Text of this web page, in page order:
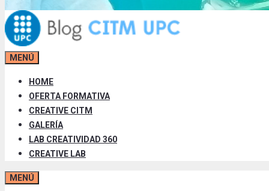
MENÚ
HOME
OFERTA FORMATIVA
CREATIVE CITM
GALERÍA
LAB CREATIVIDAD 360
CREATIVE LAB
MENÚ